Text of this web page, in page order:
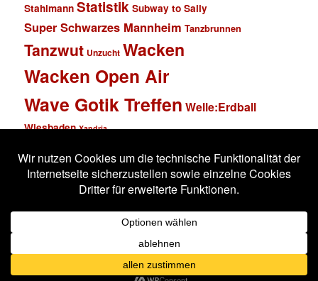
Stahlmann Statistik Subway to Sally
Super Schwarzes Mannheim Tanzbrunnen
Tanzwut Unzucht Wacken
Wacken Open Air
Wave Gotik Treffen Welle:Erdball
Wiesbaden Xandria
Impressum
Stolz präsentiert von WordPress